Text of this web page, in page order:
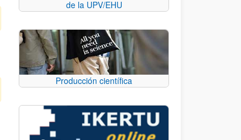
de la UPV/EHU
Producción científica